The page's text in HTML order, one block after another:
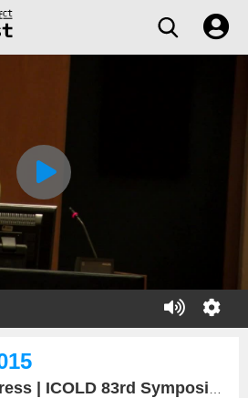
83rd Symposium yHdropower15